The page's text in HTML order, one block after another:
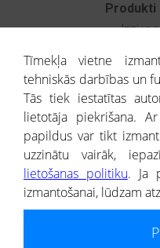
Produkti
Izziņa
Kredītizziņa
® CREDITREFORM Latvija
SIA
Tīmekļa vietne
tehniskās darbības un
Tās tiek iestatītas
lietotāja piekrišana.
papildus var tikt
uzzinātu vairāk,
lietošanas politiku. Ja
izmantošanai, lūdzam